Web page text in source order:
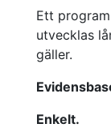
Ett
utvecklas
gäller.
Enkelt.